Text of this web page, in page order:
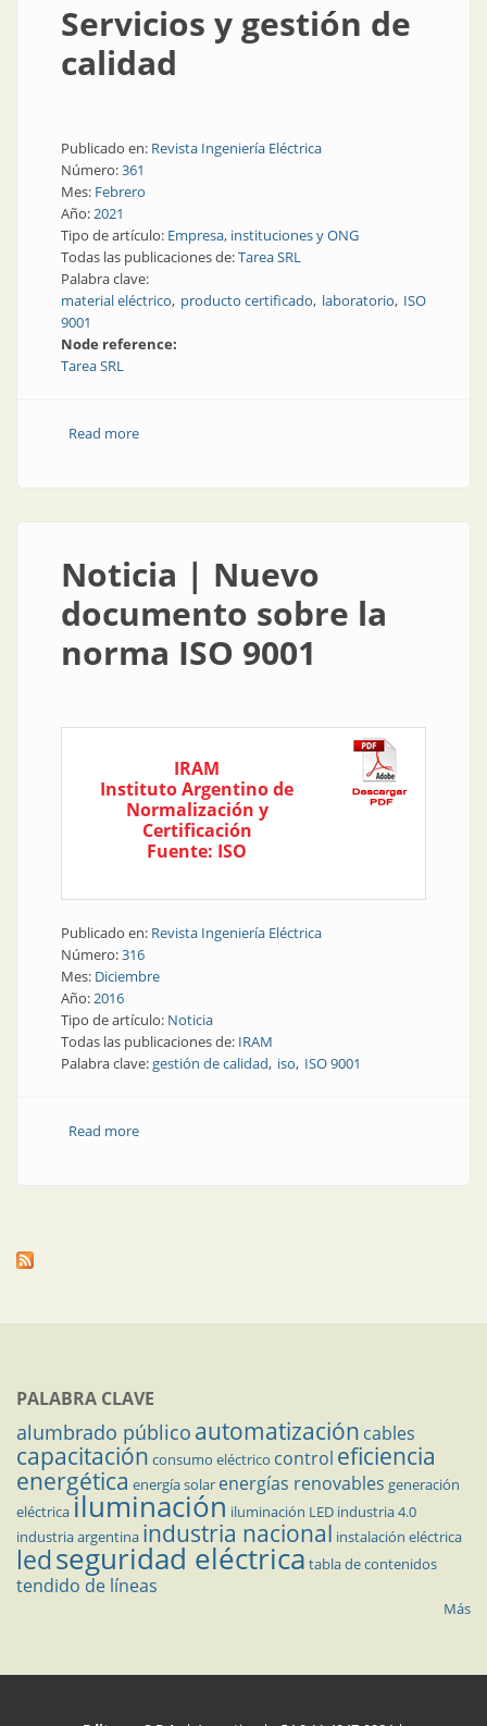
Servicios y gestión de
calidad
Publicado en: Revista Ingeniería Eléctrica
Número:361
Mes: Febrero
Año:2021
Tipo de artículo: Empresa, instituciones y ONG
Todas las publicaciones de:Tarea SRL
Palabra clave:
material eléctrico producto certificado laboratorio ISO
9001
Node reference:
Tarea SRL
Read moreabout Servicios y gestión de calidad
Noticia | Nuevo
documento sobre la
norma ISO 9001
IRAM
Instituto Argentino de
Normalización y
Certificación
Fuente: ISO
Publicado en: Revista Ingeniería Eléctrica
Número:316
Mes: Diciembre
Año:2016
Tipo de artículo: Noticia
Todas las publicaciones de: IRAM
Palabra clave:gestión de calidad iso ISO 9001
Read moreabout Noticia | Nuevo documento sobre la norma
PALABRA CLAVE
alumbrado público automatización cables
capacitación consumo eléctrico control eficiencia
energética energía solar energías renovables generación
eléctricailuminación iluminación LED industria 4.0
industria argentina industria nacional instalación eléctrica
ledseguridad eléctrica tabla de contenidos
tendido de líneas
Más